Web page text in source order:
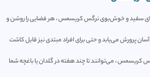
سفید و خوش‌بوی نرگس کریسمس ، هر فضایی را روشن و
آسان پرورش می‌یابد و حتی برای افراد مبتدی نیز قابل کاشت
کریسمس ، می‌توانند تا چند هفته در گلدان یا باغچه شما